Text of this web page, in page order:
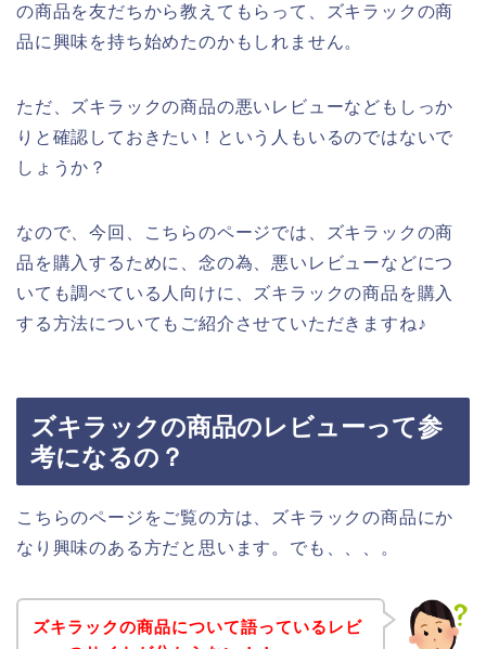
の商品を友だちから教えてもらって、ズキラックの商
品に興味を持ち始めたのかもしれません。
ただ、ズキラックの商品の悪いレビューなどもしっか
りと確認しておきたい！という人もいるのではないで
しょうか？
なので、今回、こちらのページでは、ズキラックの商
品を購入するために、念の為、悪いレビューなどにつ
いても調べている人向けに、ズキラックの商品を購入
する方法についてもご紹介させていただきますね♪
ズキラックの商品のレビューって参
考になるの？
こちらのページをご覧の方は、ズキラックの商品にか
なり興味のある方だと思います。でも、、、。
ズキラックの商品について語っているレビ